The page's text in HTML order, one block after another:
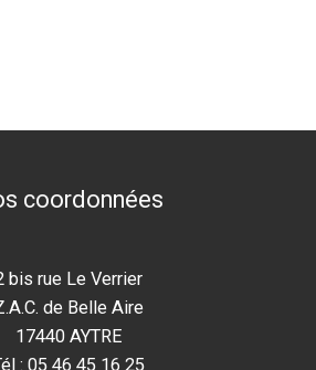
coordonnées
bis rue Le Verrier
de Belle Aire
17440 AYTRE
: 05 46 45 16 25